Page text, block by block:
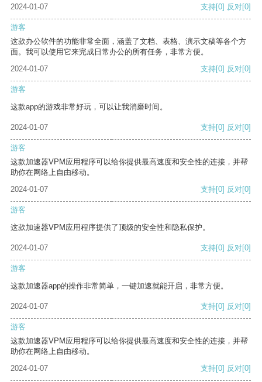
2024-01-07 支持[0] 反对[0]
游客
这款办公软件的功能非常全面，涵盖了文档、表格、演示文稿等各个方
面。我可以使用它来完成日常办公的所有任务，非常方便。
2024-01-07
支持[0] 反对[0]
游客
这款app的游戏非常好玩，可以让我消磨时间。
2024-01-07 支持[0] 反对[0]
游客
这款加速器VPM应用程序可以给你提供最高速度和安全性的连接，并帮
助你在网络上自由移动。
2024-01-07
支持[0] 反对[0]
游客
这款加速器VPM应用程序提供了顶级的安全性和隐私保护。
2024-01-07 支持[0] 反对[0]
游客
这款加速器app的操作非常简单，一键加速就能开启，非常方便。
2024-01-07 支持[0] 反对[0]
游客
这款加速器VPM应用程序可以给你提供最高速度和安全性的连接，并帮
助你在网络上自由移动。
2024-01-07
支持[0] 反对[0]